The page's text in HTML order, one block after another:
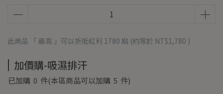
此商品 「 最高 」可以折抵紅利 1780 點 (約等於 NT$1,780 )
加價購-吸濕排汗
已加購 0 件(本區商品可以加購 5 件)